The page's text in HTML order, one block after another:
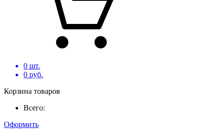
0 шт.
0 руб.
Корзина товаров
Всего:
Оформить